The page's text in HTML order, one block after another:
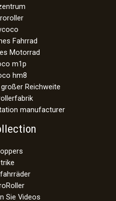
Fahrrad
Motorrad
m1p
hm8
Reichweite
manufacturer
Sie Videos